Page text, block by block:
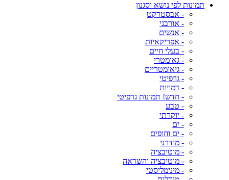
תמונות לפי נושא וסגנון
- אבסטרקט
- אורבני
- אנשים
- אפריקאיות
- בעלי חיים
- גאומטרי
- גיאומטריים
- גרפיטי
- דמויות
- חדש! תמונות גרפיטי
- טבע
- יוקרתי
- ים
- ים וחופים
- מודרני
- מוטיבציה
- מוטיבציה והשראה
- מינימליסטי